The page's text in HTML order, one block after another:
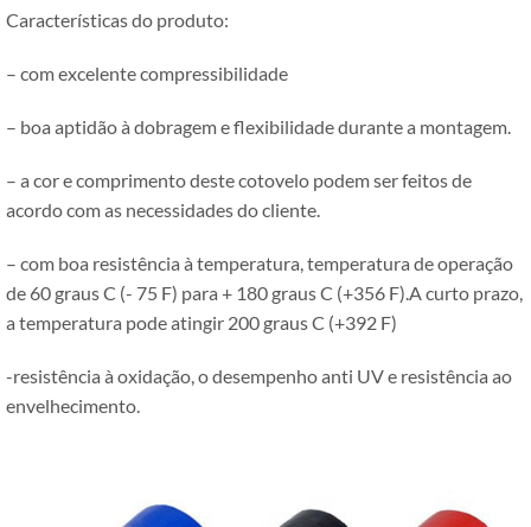
Características do produto:
– com excelente compressibilidade
– boa aptidão à dobragem e flexibilidade durante a montagem.
– a cor e comprimento deste cotovelo podem ser feitos de
acordo com as necessidades do cliente.
– com boa resistência à temperatura, temperatura de operação
de 60 graus C (- 75 F) para + 180 graus C (+356 F).A curto prazo,
a temperatura pode atingir 200 graus C (+392 F)
-resistência à oxidação, o desempenho anti UV e resistência ao
envelhecimento.